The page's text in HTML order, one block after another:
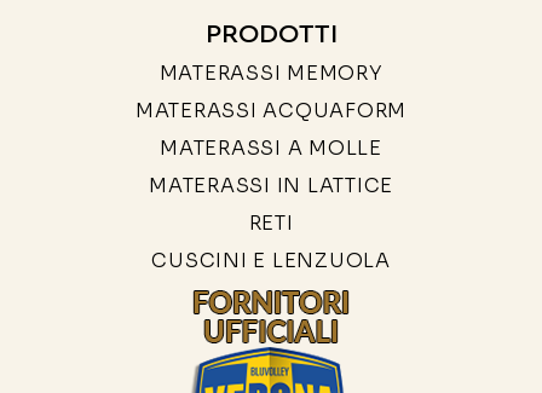
PRODOTTI
MATERASSI MEMORY
MATERASSI ACQUAFORM
MATERASSI A MOLLE
MATERASSI IN LATTICE
RETI
CUSCINI E LENZUOLA